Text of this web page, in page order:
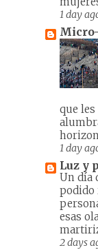
1 day
que
1 day
Luz y
Un día
podido
esas
2 days